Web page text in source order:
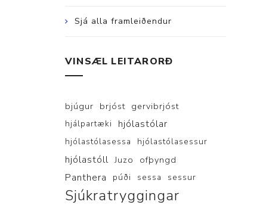
Sjá alla framleiðendur
VINSÆL LEITARORÐ
bjúgur brjóst gervibrjóst
hjálpartæki hjólastólar
hjólastólasessa hjólastólasessur
hjólastóll Juzo ofþyngd
Panthera púði sessa sessur
Sjúkratryggingar